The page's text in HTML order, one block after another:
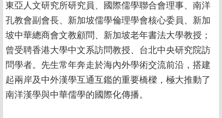
東亞人文研究所研究員、國際儒學聯合會理事、南洋
孔教會副會長、新加坡儒學倫理學會核心委員、新加
坡中華總商會文教顧問、新加坡老年書法大學教授；
曾受聘香港大學中文系訪問教授、台北中央研究院訪
問學者。先生常年奔走於海內外學術交流前沿，搭建
起兩岸及中外漢學互通互鑑的重要橋樑，極大推動了
南洋漢學與中華儒學的國際化傳播。